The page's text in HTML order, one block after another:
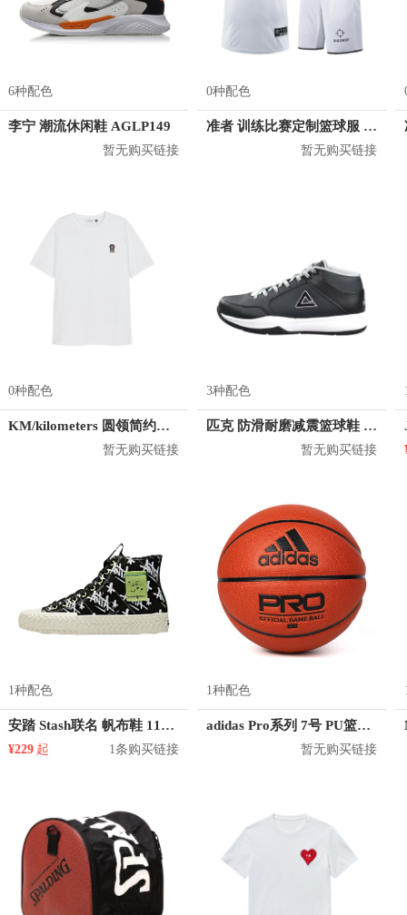
6种配色
李宁 潮流休闲鞋 AGLP149
暂无购买链接
0种配色
准者 训练比赛定制篮球服 Z17110105
暂无购买链接
0种配色
KM/kilometers 圆领简约短袖T恤 M2X2108073
暂无购买链接
3种配色
匹克 防滑耐磨减震篮球鞋 E41081A
暂无购买链接
1种配色
安踏 Stash联名 帆布鞋 11948681
¥229 起 1条购买链接
1种配色
adidas Pro系列 7号 PU篮球 DY7891
暂无购买链接